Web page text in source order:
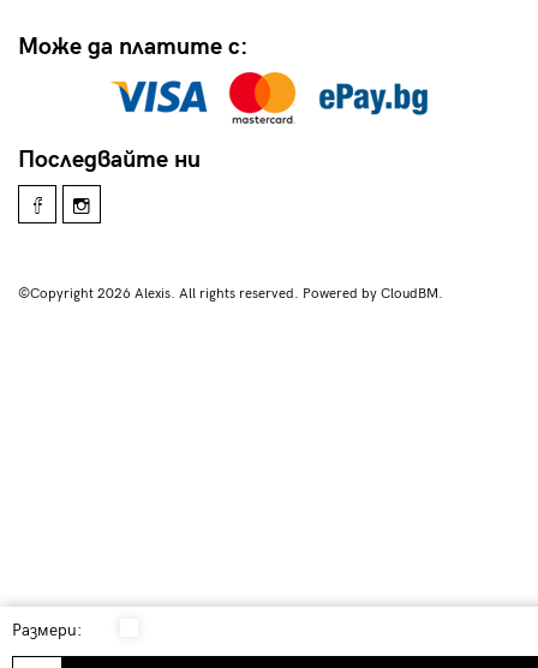
Размери:
Може да платите с:
Последвайте ни
©Copyright 2026 Alexis. All rights reserved. Powered by CloudBM.